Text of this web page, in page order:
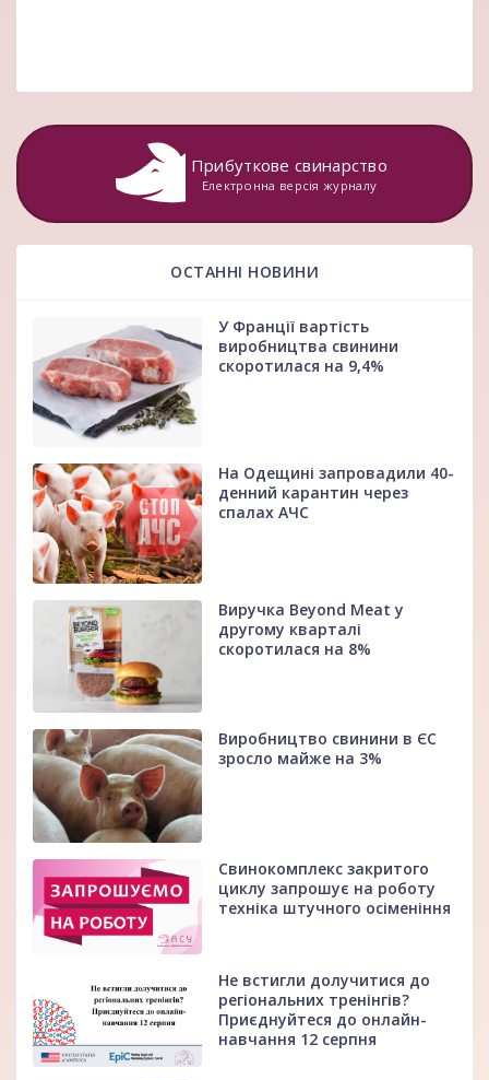
Прибуткове свинарство
Електронна версія журналу
ОСТАННІ НОВИНИ
У Франції вартість
виробництва свинини
скоротилася на 9,4%
На Одещині запровадили 40-
денний карантин через
спалах АЧС
Виручка Beyond Meat у
другому кварталі
скоротилася на 8%
Виробництво свинини в ЄС
зросло майже на 3%
Свинокомплекс закритого
циклу запрошує на роботу
техніка штучного осіменіння
Не встигли долучитися до
регіональних тренінгів?
Приєднуйтеся до онлайн-
навчання 12 серпня